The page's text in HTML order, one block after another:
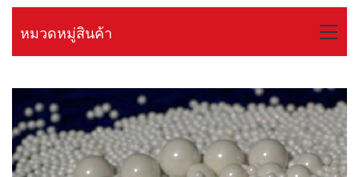
หมวดหมู่สินค้า